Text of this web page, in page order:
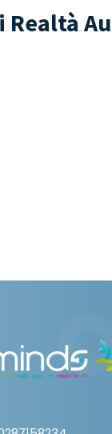
Realtà